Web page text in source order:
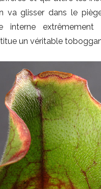
va glisser dans le
interne extrêmement
un véritable